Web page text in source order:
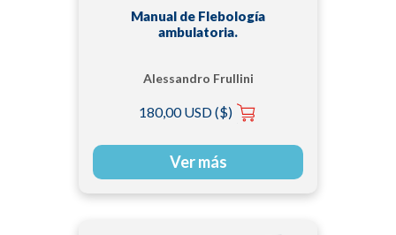
Manual de Flebología
ambulatoria.
Alessandro Frullini
180,00 USD ($)
Ver más